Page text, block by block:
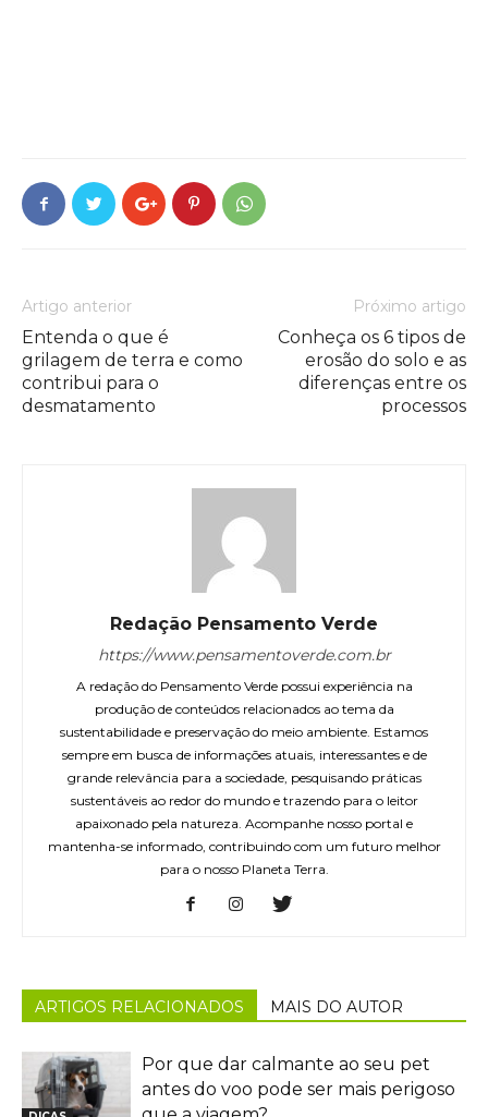
Artigo anterior
Entenda o que é
grilagem de terra e como
contribui para o
desmatamento
Próximo artigo
Conheça os 6 tipos de
erosão do solo e as
diferenças entre os
processos
Redação Pensamento Verde
https://www.pensamentoverde.com.br
A redação do Pensamento Verde possui experiência na
produção de conteúdos relacionados ao tema da
sustentabilidade e preservação do meio ambiente. Estamos
sempre em busca de informações atuais, interessantes e de
grande relevância para a sociedade, pesquisando práticas
sustentáveis ao redor do mundo e trazendo para o leitor
apaixonado pela natureza. Acompanhe nosso portal e
mantenha-se informado, contribuindo com um futuro melhor
para o nosso Planeta Terra.
ARTIGOS RELACIONADOS MAIS DO AUTOR
Por que dar calmante ao seu pet
antes do voo pode ser mais perigoso